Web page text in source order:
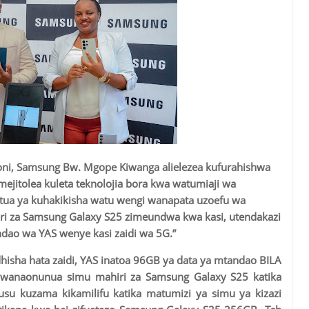
Samsung Bw. Mgope Kiwanga alielezea kufurahishwa
kuleta teknolojia bora kwa watumiaji wa
ya kuhakikisha watu wengi wanapata uzoefu wa
Samsung Galaxy S25 zimeundwa kwa kasi, utendakazi
wa YAS wenye kasi zaidi wa 5G.”
hata zaidi, YAS inatoa 96GB ya data ya mtandao BILA
simu mahiri za Samsung Galaxy S25 katika
kuzama kikamilifu katika matumizi ya simu ya kizazi